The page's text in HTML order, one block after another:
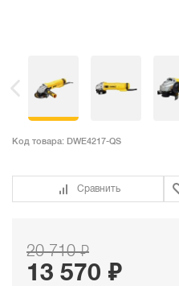
Код товара: DWE4217-QS
Сравнить
20 710 ₽
13 570 ₽